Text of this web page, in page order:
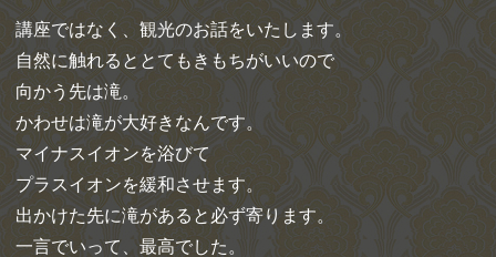
講座ではなく、観光のお話をいたします。
自然に触れるととてもきもちがいいので
向かう先は滝。
かわせは滝が大好きなんです。
マイナスイオンを浴びて
プラスイオンを緩和させます。
出かけた先に滝があると必ず寄ります。
一言でいって、最高でした。